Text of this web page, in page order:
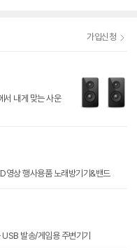
가입신청
서 내게 맞는 사운
영상 행사용품 노래방기기&밴드
발송/게임용 주변기기